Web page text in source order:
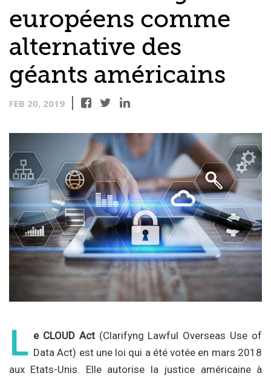
européens comme
alternative des
géants américains
FEB 20, 2019
L e CLOUD Act(Clarifyng Lawful Overseas Use of
Data Act) est une loi qui a été votée en mars 2018
aux Etats-Unis. Elle autorise la justice américaine à